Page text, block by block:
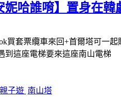
妮哈誰唷】置身在
買套票纜車來回+首爾塔可一
到這座電梯要來這座南山電梯
子遊 南山塔